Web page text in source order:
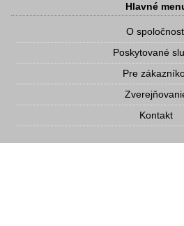
Hlavné
O
Poskytované
Pre
Kontakt